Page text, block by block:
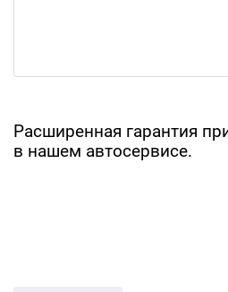
Расширенная гарантия
в нашем автосервисе.